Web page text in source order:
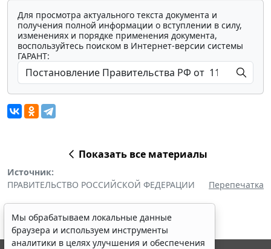
Для просмотра актуального текста документа и
получения полной информации о вступлении в силу,
изменениях и порядке применения документа,
воспользуйтесь поиском в Интернет-версии системы
ГАРАНТ:
Показать все материалы
Источник:
ПРАВИТЕЛЬСТВО РОССИЙСКОЙ ФЕДЕРАЦИИ
Перепечатка
Мы обрабатываем локальные данные
браузера и используем инструменты
аналитики в целях улучшения и обеспечения